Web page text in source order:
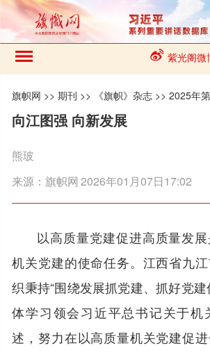
紫光阁微
旗帜网 >>期刊 >> 《旗帜》杂志 >>2025年
向江图强 向新发展
熊玻
来源：旗帜网2026年01月07日17:02
以高质量党建促进高质量发
机关党建的使命任务。江西省九
织秉持“围绕发展抓党建、抓好党
体学习领会习近平总书记关于机
述，努力在以高质量机关党建促